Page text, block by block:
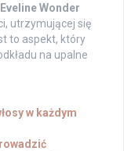
Eveline Wonder
utrzymującej się
to aspekt, który
na upalne
w każdym